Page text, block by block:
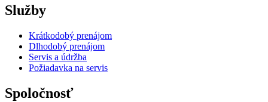
Služby
Krátkodobý prenájom
Dlhodobý prenájom
Servis a údržba
Požiadavka na servis
Spoločnosť